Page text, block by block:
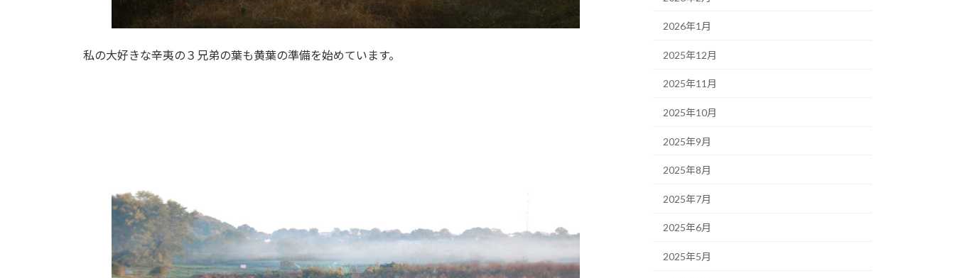
私の大好きな辛夷の３兄弟の葉も黄葉の準備を始めています。
2026年1月
2025年12月
2025年11月
2025年10月
2025年9月
2025年8月
2025年7月
2025年6月
2025年5月